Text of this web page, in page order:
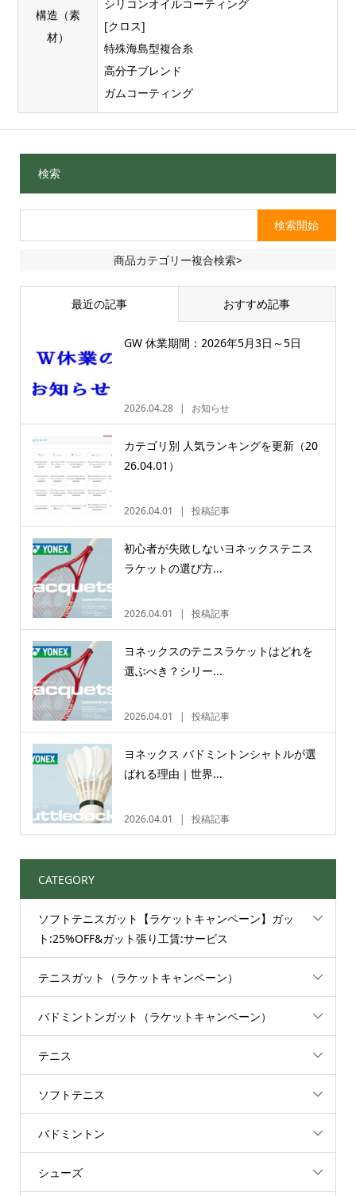
構造（素
材）
シリコンオイルコーティング
[クロス]
特殊海島型複合糸
高分子ブレンド
ガムコーティング
検索
商品カテゴリー複合検索>
最近の記事 おすすめ記事
GW 休業期間：2026年5月3日～5日
2026.04.28 お知らせ
カテゴリ別 人気ランキングを更新（20
26.04.01）
2026.04.01 投稿記事
初心者が失敗しないヨネックステニス
ラケットの選び方...
2026.04.01 投稿記事
ヨネックスのテニスラケットはどれを
選ぶべき？シリー...
2026.04.01 投稿記事
ヨネックス バドミントンシャトルが選
ばれる理由｜世界...
2026.04.01 投稿記事
CATEGORY
ソフトテニスガット【ラケットキャンペーン】ガッ
ト:25%OFF&ガット張り工賃:サービス
テニスガット（ラケットキャンペーン）
バドミントンガット（ラケットキャンペーン）
テニス
ソフトテニス
バドミントン
シューズ